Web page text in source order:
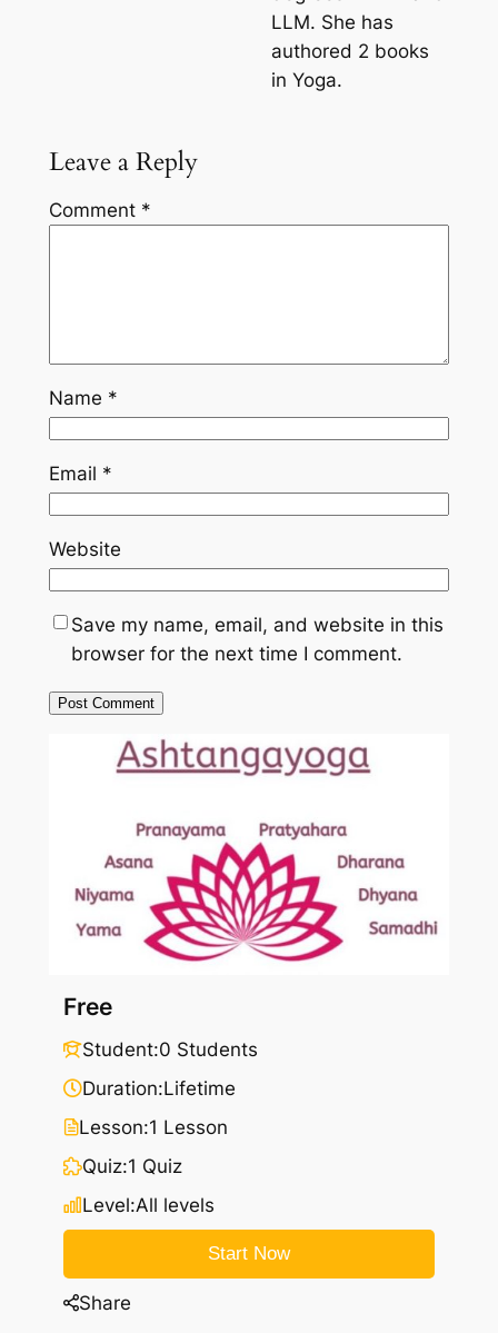
LLM. She has
authored 2 books
in Yoga.
Leave a Reply
Comment *
Name *
Email *
Website
Save my name, email, and website in this
browser for the next time I comment.
Free
Student:0 Students
Duration:Lifetime
Lesson:1 Lesson
Quiz:1 Quiz
Level:All levels
Start Now
Share